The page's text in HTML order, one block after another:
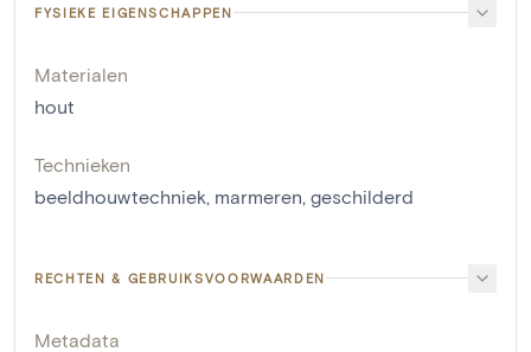
FYSIEKE EIGENSCHAPPEN
Materialen
hout
Technieken
beeldhouwtechniek, marmeren, geschilderd
RECHTEN & GEBRUIKSVOORWAARDEN
Metadata